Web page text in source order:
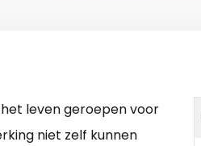
leven geroepen voor
niet zelf kunnen